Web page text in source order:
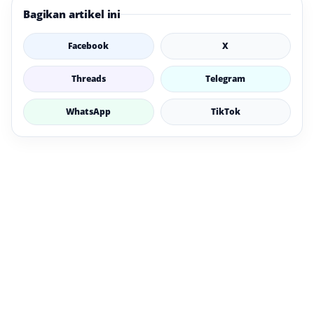
Bagikan artikel ini
Facebook X
Threads Telegram
WhatsApp TikTok